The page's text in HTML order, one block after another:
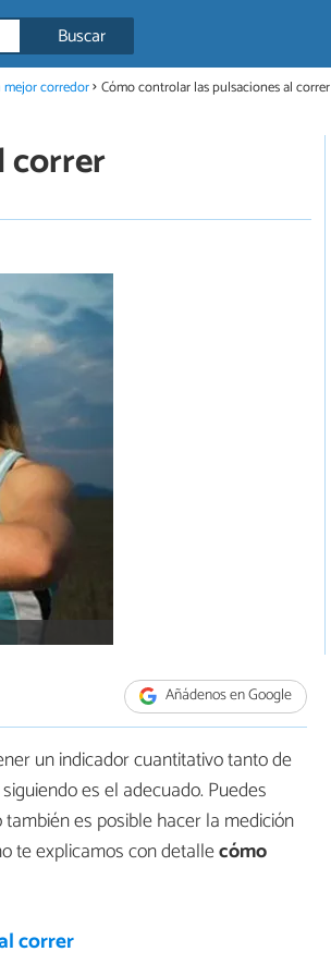
Buscar
mejor corredor Cómo controlar las pulsaciones al correr
correr
Añádenos en Google
un indicador cuantitativo tanto de
es el adecuado. Puedes
es posible hacer la medición
te explicamos con detallecómo
correr